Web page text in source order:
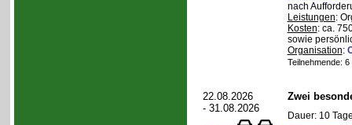
nach
Leistungen:
Kosten: ca.
sowie
Organisation:
Teilnehmende:
22.08.2026
- 31.08.2026
Zwei
Dauer: 10